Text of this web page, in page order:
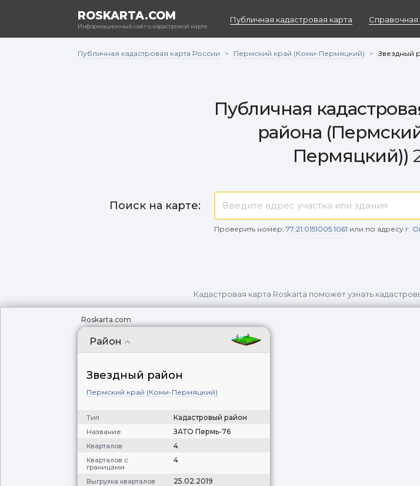
ROSKARTA.COM
Информационный сайт о кадастровой карте
Публичная кадастровая карта
Публичная кадастровая карта России > Пермский край (Коми-Пермяцкий) > Звездный
Публичная
района
Пермяцкий))
Поиск на карте:
Проверить номер: 77:21:0151005:1061 или по адресу г.
Кадастровая карта Roskarta поможет узнать
Roskarta.com
Район
Звездный район
Пермский край (Коми-Пермяцкий)
Тип Кадастровый район
Название ЗАТО Пермь-76
Кварталов 4
Кварталов с
границами
4
Выгрузка кварталов 25.02.2019